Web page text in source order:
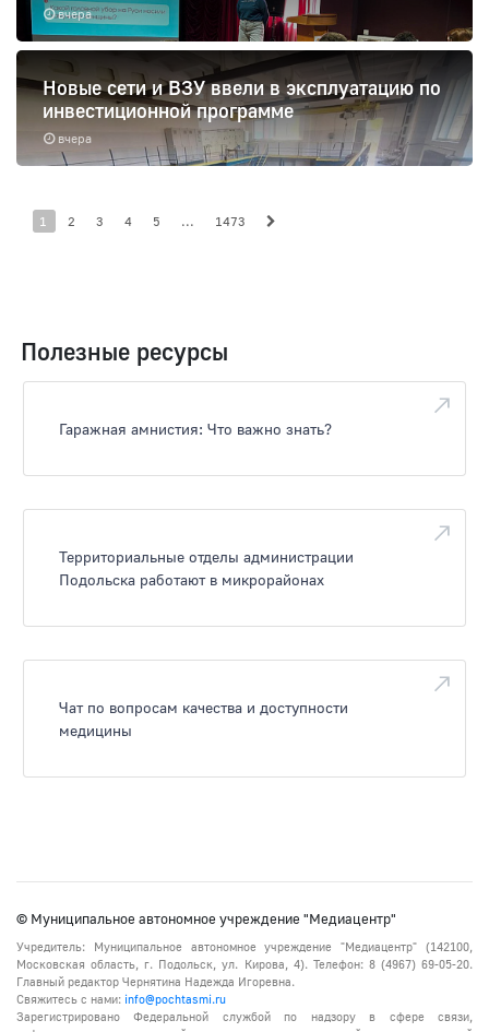
вчера
вчера
Новые сети и ВЗУ ввели в эксплуатацию по
инвестиционной программе
1 2 3 4 5 ... 1473
Полезные ресурсы
Гаражная амнистия: Что важно знать?
Территориальные отделы администрации
Подольска работают в микрорайонах
Чат по вопросам качества и доступности
медицины
© Муниципальное автономное учреждение "Медиацентр"
Учредитель: Муниципальное автономное учреждение "Медиацентр" (142100,
Московская область, г. Подольск, ул. Кирова, 4). Телефон: 8 (4967) 69-05-20.
Главный редактор Чернятина Надежда Игоревна.
Свяжитесь с нами: info@pochtasmi.ru
Зарегистрировано Федеральной службой по надзору в сфере связи,